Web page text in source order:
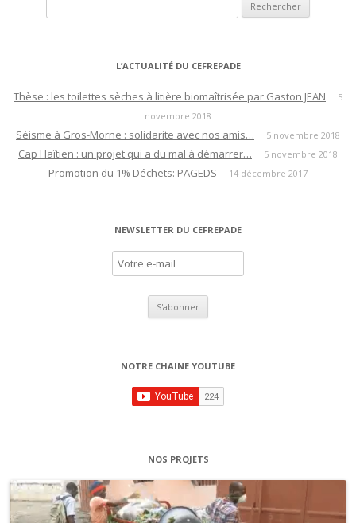
n
e
L’ACTUALITÉ DU CEFREPADE
Thèse : les toilettes sèches à litière biomaîtrisée par Gaston JEAN
5
novembre 2018
Séisme à Gros-Morne : solidarite avec nos amis… 5 novembre 2018
Cap Haïtien : un projet qui a du mal à démarrer… 5 novembre 2018
Promotion du 1% Déchets: PAGEDS 14 décembre 2017
NEWSLETTER DU CEFREPADE
NOTRE CHAINE YOUTUBE
NOS PROJETS